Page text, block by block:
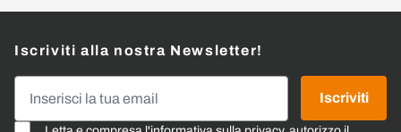
Iscriviti alla nostra Newsletter!
Iscriviti